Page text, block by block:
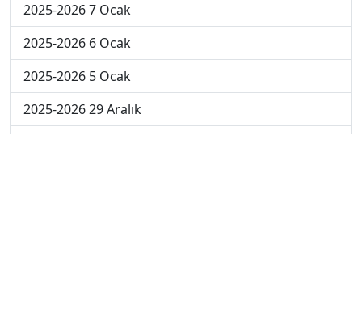
2025-2026 7 Ocak
2025-2026 6 Ocak
2025-2026 5 Ocak
2025-2026 29 Aralık